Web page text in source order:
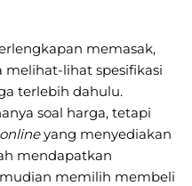
memasak,
lihat spesifikasi
terlebih dahulu.
soal harga, tetapi
onlineyang menyediakan
mendapatkan
memilih membeli